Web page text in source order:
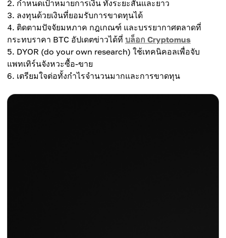
กำหนดเป้าหมายการเงิน ทั้งระยะสั้นและยาว
ลงทุนด้วยเงินที่ยอมรับการขาดทุนได้
ติดตามปัจจัยมหภาค กฎเกณฑ์ และบรรยากาศตลาดที่
กระทบราคา BTC อัปเดตข่าวได้ที่ บล็อก Cryptomus
DYOR (do your own research) ใช้เทคนิคอลเพื่อจับ
แพทเทิร์นจังหวะซื้อ-ขาย
เตรียมใจต่อทั้งกำไรจำนวนมากและการขาดทุน